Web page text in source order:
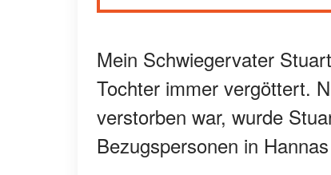
Mein Schwiegervater
Tochter immer vergöttert.
verstorben war, wurde
Bezugspersonen in